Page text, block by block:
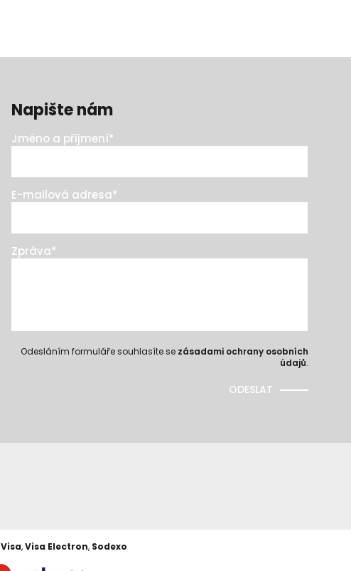
Napište nám
Jméno a příjmení*
E-mailová adresa*
Zpráva*
Odesláním formuláře souhlasíte se zásadami ochrany osobních
údajů.
ODESLAT
Visa,Visa Electron, Sodexo